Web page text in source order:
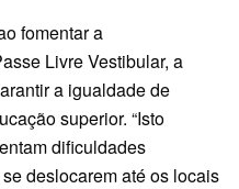
fomentar a
Livre Vestibular, a
a igualdade de
superior. “Isto
dificuldades
deslocarem até os locais